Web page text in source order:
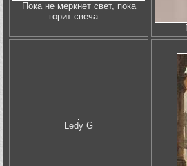
Пока не меркнет свет, пока
горит свеча....
Ledy G